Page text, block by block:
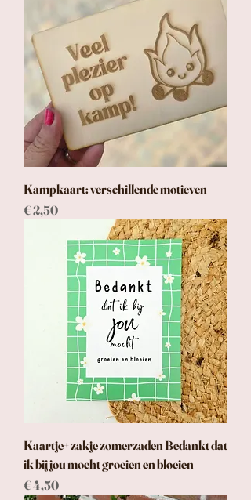
Kampkaart: verschillende motieven
Prijs
€ 2,50
Kaartje+ zakje zomerzaden Bedankt dat
ik bij jou mocht groeien en bloeien
Prijs
€ 4,50